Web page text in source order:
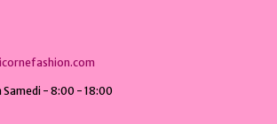
Samedi - 8:00 - 18:00